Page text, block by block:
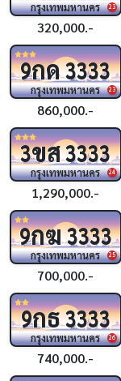
23
กรุงเทพมหานคร
320,000.-
23
9กด3333
กรุงเทพมหานคร
860,000.-
24
3ขส3333
กรุงเทพมหานคร
1,290,000.-
25
9กฆ3333
กรุงเทพมหานคร
700,000.-
26
9กธ3333
กรุงเทพมหานคร
740,000.-